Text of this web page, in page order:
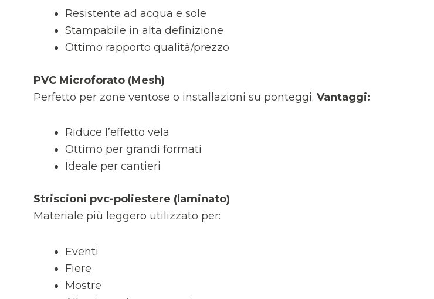
Resistente ad acqua e sole
Stampabile in alta definizione
Ottimo rapporto qualità/prezzo
PVC Microforato (Mesh)
Perfetto per zone ventose o installazioni su ponteggi. Vantaggi:
Riduce l’effetto vela
Ottimo per grandi formati
Ideale per cantieri
Striscioni pvc-poliestere (laminato)
Materiale più leggero utilizzato per:
Eventi
Fiere
Mostre